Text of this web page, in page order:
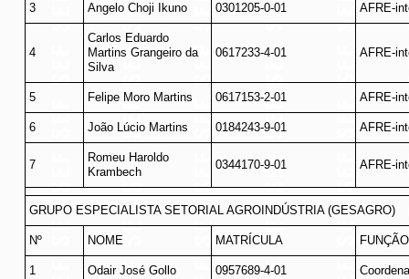
3 Angelo Choji Ikuno 0301205-0-01 AFRE-
4
Carlos Eduardo
Martins Grangeiro da
Silva
0617233-4-01 AFRE-
5 Felipe Moro Martins 0617153-2-01 AFRE-
6 João Lúcio Martins 0184243-9-01 AFRE-
7
Romeu Haroldo
Krambech
0344170-9-01 AFRE-
GRUPO ESPECIALISTA SETORIAL AGROINDÚSTRIA (GESAGRO)
Nº NOME MATRÍCULA FUNÇÃO
1 Odair José Gollo 0957689-4-01